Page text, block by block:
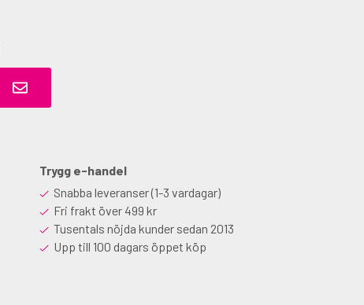
Trygg e-handel
Snabba leveranser (1-3 vardagar)
Fri frakt över 499 kr
Tusentals nöjda kunder sedan 2013
Upp till 100 dagars öppet köp